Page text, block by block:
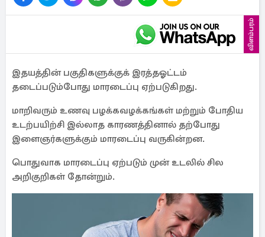
விளம்பரம்
இதயத்தின் பகுதிகளுக்குக் இரத்தஓட்டம்
தடைப்படும்போது மாரடைப்பு ஏற்படுகிறது.
மாறிவரும் உணவு பழக்கவழக்கங்கள் மற்றும் போதிய
உடற்பயிற்சி இல்லாத காரணத்தினால் தற்போது
இளைஞர்களுக்கும் மாரடைப்பு வருகின்றன.
பொதுவாக மாரடைப்பு ஏற்படும் முன் உடலில் சில
அறிகுறிகள் தோன்றும்.